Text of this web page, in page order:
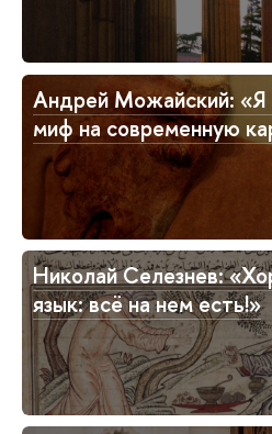
Андрей Можайский: «Я
миф на современную
Николай Селезнев:
язык: всё на нем есть!»